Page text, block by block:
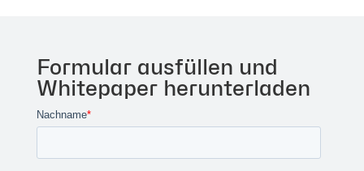
Formular ausfüllen und
Whitepaper herunterladen